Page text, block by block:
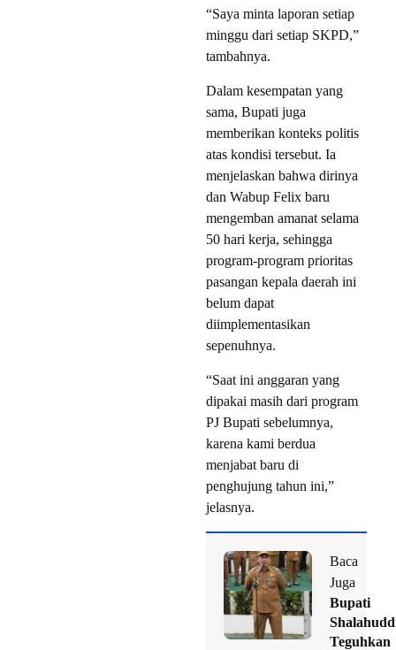
“Saya minta laporan setiap
minggu dari setiap SKPD,”
tambahnya.
Dalam kesempatan yang
sama, Bupati juga
memberikan konteks politis
atas kondisi tersebut. Ia
menjelaskan bahwa dirinya
dan Wabup Felix baru
mengemban amanat selama
50 hari kerja, sehingga
program-program prioritas
pasangan kepala daerah ini
belum dapat
diimplementasikan
sepenuhnya.
“Saat ini anggaran yang
dipakai masih dari program
PJ Bupati sebelumnya,
karena kami berdua
menjabat baru di
penghujung tahun ini,”
jelasnya.
Baca
Juga
Bupati
Teguhkan